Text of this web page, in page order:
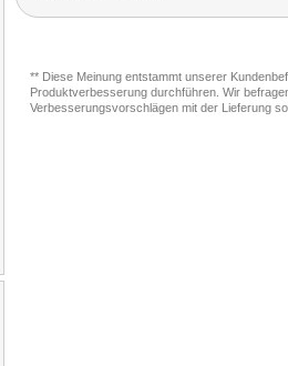
** Diese Meinung entstammt unserer
Produktverbesserung durchführen. Wir
Verbesserungsvorschlägen mit der Lieferung